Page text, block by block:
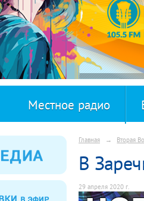
Местное радио
Главная → Вторая
В
29 апреля 2020 г.